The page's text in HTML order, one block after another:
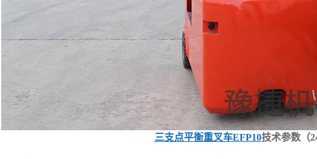
三支点平衡重叉车EFP10技术参数（